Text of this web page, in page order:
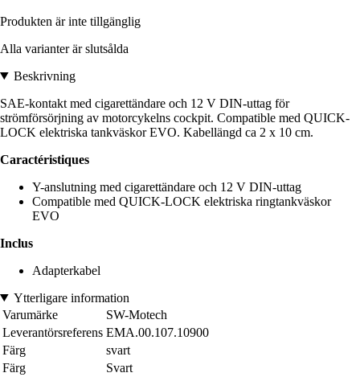
Produkten är inte tillgänglig
Alla varianter är slutsålda
Beskrivning
SAE-kontakt med cigarettändare och 12 V DIN-uttag för
strömförsörjning av motorcykelns cockpit. Compatible med QUICK-
LOCK elektriska tankväskor EVO. Kabellängd ca 2 x 10 cm.
Caractéristiques
Y-anslutning med cigarettändare och 12 V DIN-uttag
Compatible med QUICK-LOCK elektriska ringtankväskor
EVO
Inclus
Adapterkabel
Ytterligare information
Varumärke
SW-Motech
Leverantörsreferens EMA.00.107.10900
Färg
svart
Färg
Svart